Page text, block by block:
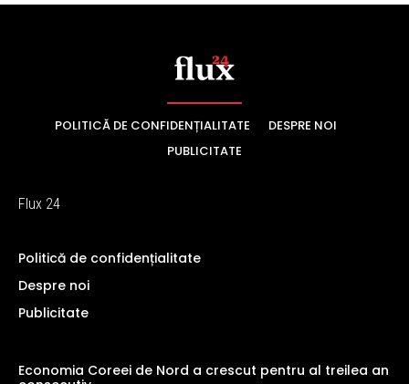
POLITICĂ DE CONFIDENȚIALITATE
DESPRE NOI
PUBLICITATE
Flux 24
Politică de confidențialitate
Despre noi
Publicitate
Economia Coreei de Nord a crescut pentru al treilea an